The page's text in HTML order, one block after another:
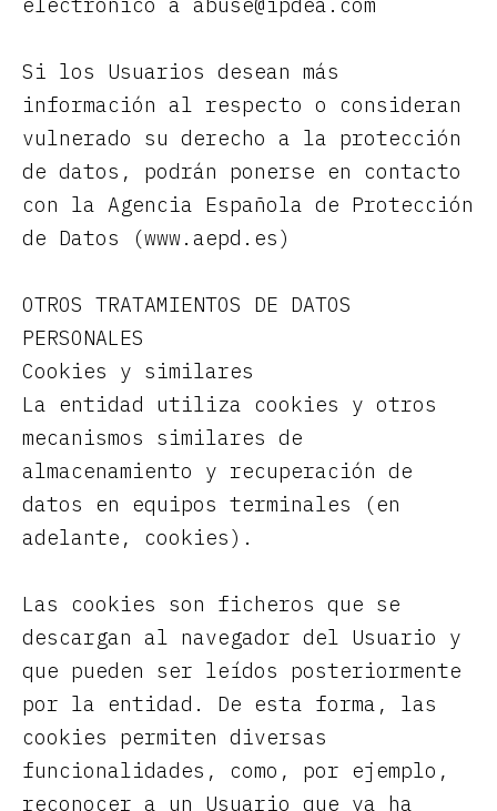
Si los Usuarios desean más
información al respecto o consideran
vulnerado su derecho a la protección
de datos, podrán ponerse en contacto
con la Agencia Española de Protección
de Datos (www.aepd.es)
OTROS TRATAMIENTOS DE DATOS
PERSONALES
Cookies y similares
La entidad utiliza cookies y otros
mecanismos similares de
almacenamiento y recuperación de
datos en equipos terminales (en
adelante, cookies).
Las cookies son ficheros que se
descargan al navegador del Usuario y
que pueden ser leídos posteriormente
por la entidad. De esta forma, las
cookies permiten diversas
funcionalidades, como, por ejemplo,
reconocer a un Usuario que ya ha